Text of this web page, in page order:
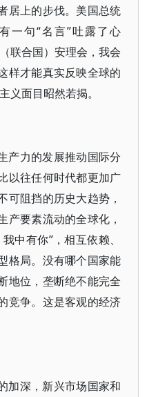
居上的步伐。美国总统
一句“名言”吐露了心
联合国）安理会，我会
样才能真实反映全球的
义面目昭然若揭。
产力的发展推动国际分
以往任何时代都更加广
可阻挡的历史大趋势，
产要素流动的全球化，
中有你”，相互依赖、
格局。没有哪个国家能
地位，垄断绝不能完全
竞争。这是客观的经济
加深，新兴市场国家和